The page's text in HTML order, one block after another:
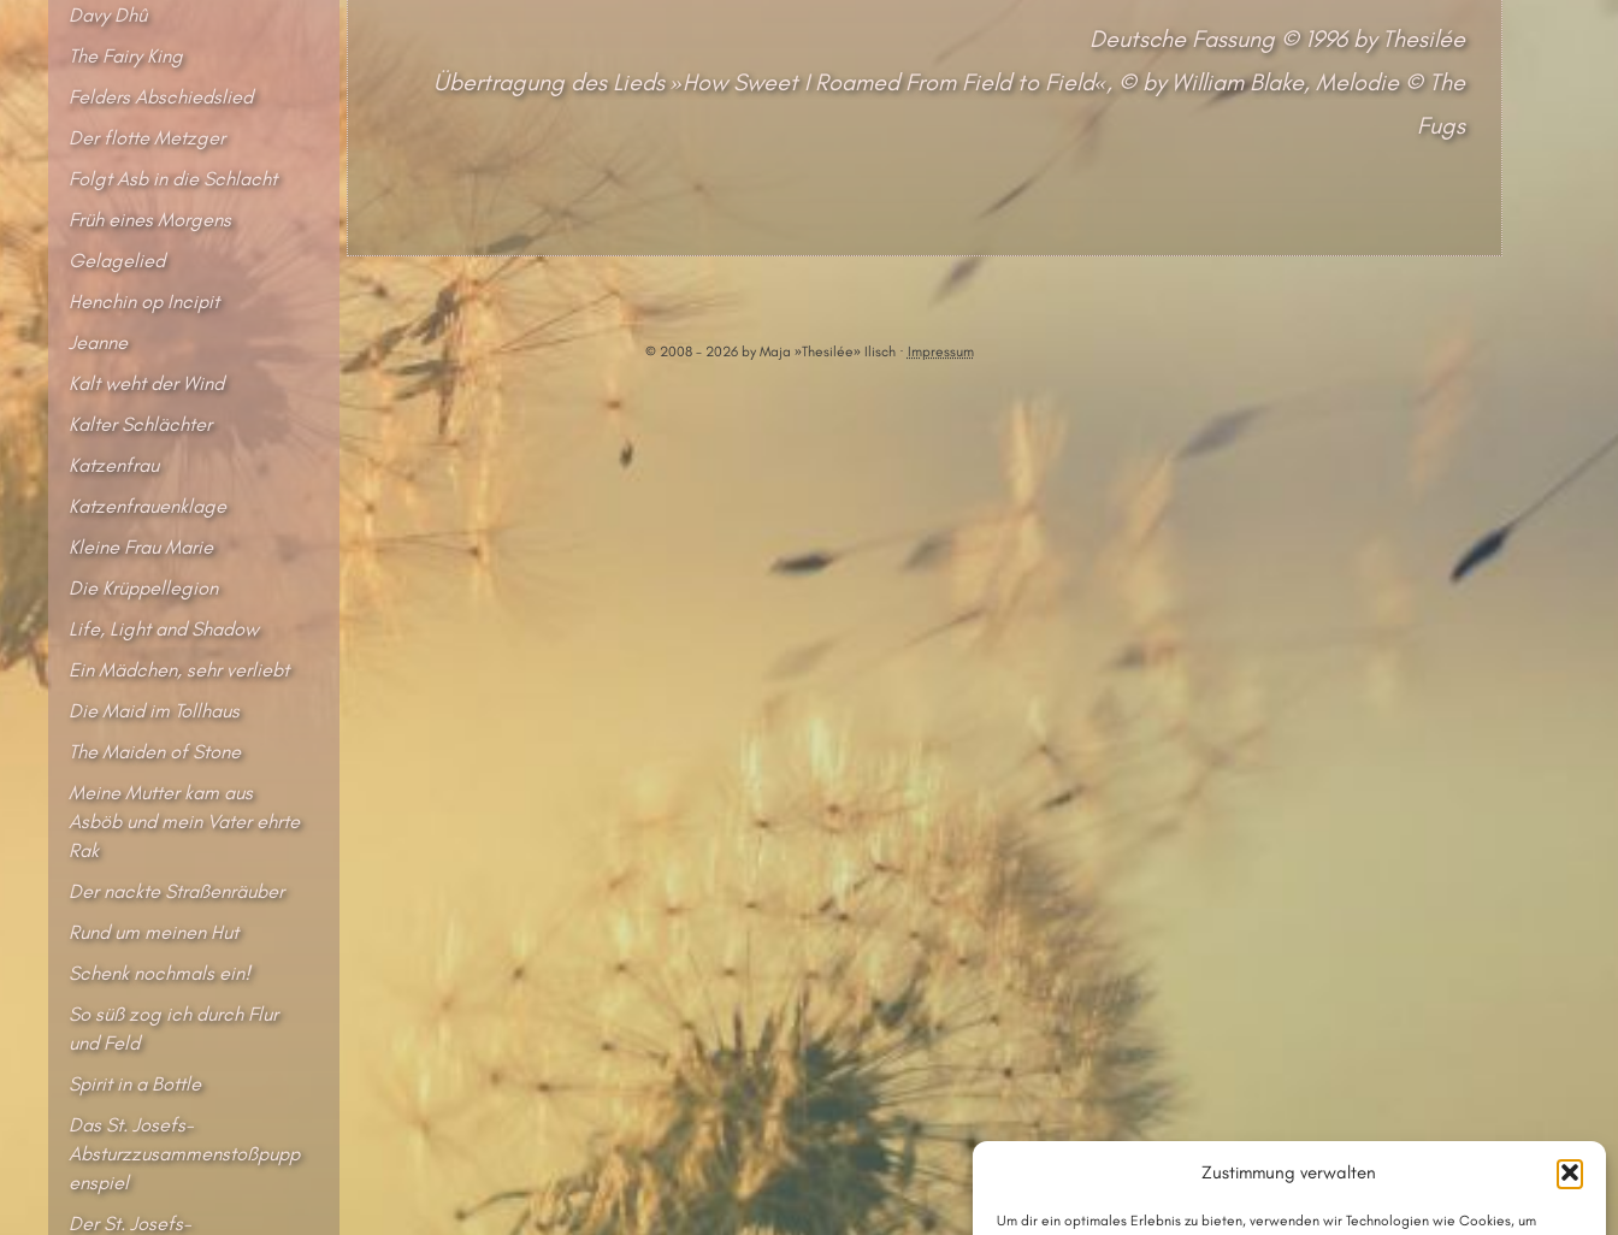
Zustimmung verwalten
Um dir ein optimales Erlebnis zu bieten, verwenden wir Technologien wie Cookies, um
Deutsche Fassung © 1996 by Thesilée
Übertragung des Lieds »How Sweet I Roamed From Field to Field«, © by William Blake, Melodie © The
Fugs
Davy Dhû
The Fairy King
Felders Abschiedslied
Der flotte Metzger
Folgt Asb in die Schlacht
Früh eines Morgens
Gelagelied
Henchin op Incipit
Jeanne
Kalt weht der Wind
Kalter Schlächter
Katzenfrau
Katzenfrauenklage
Kleine Frau Marie
Die Krüppellegion
Life, Light and Shadow
Ein Mädchen, sehr verliebt
Die Maid im Tollhaus
The Maiden of Stone
Meine Mutter kam aus
Asböb und mein Vater ehrte
Rak
Der nackte Straßenräuber
Rund um meinen Hut
Schenk nochmals ein!
So süß zog ich durch Flur
und Feld
Spirit in a Bottle
Das St. Josefs-
Absturzzusammenstoßpupp
enspiel
Der St. Josefs-
© 2008 - 2026 by Maja »Thesilée» Ilisch · Impressum